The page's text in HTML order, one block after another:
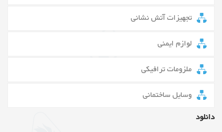
تجهیزات آتش نشانی
لوازم ایمنی
ملزومات ترافیکی
وسایل ساختمانی
دانلود